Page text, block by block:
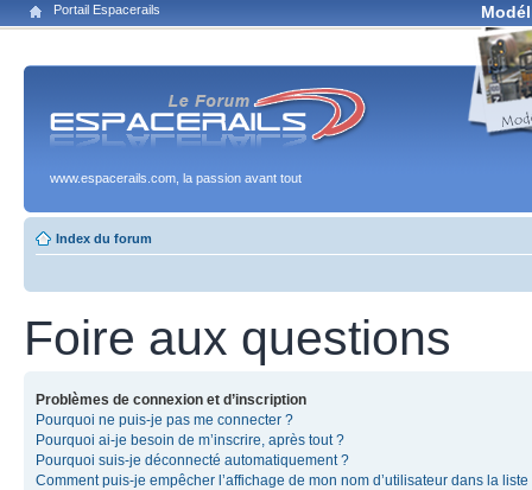
Portail Espacerails
www.espacerails.com, la passion avant tout
Index du forum
Foire aux questions
Problèmes de connexion et d’inscription
Pourquoi ne puis-je pas me connecter ?
Pourquoi ai-je besoin de m’inscrire, après tout ?
Pourquoi suis-je déconnecté automatiquement ?
Comment puis-je empêcher l’affichage de mon nom d’utilisateur dans la liste